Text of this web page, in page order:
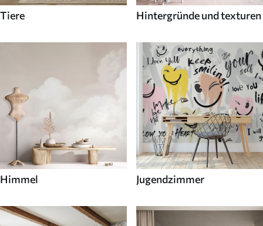
Tiere Hintergründe und texturen
Himmel Jugendzimmer